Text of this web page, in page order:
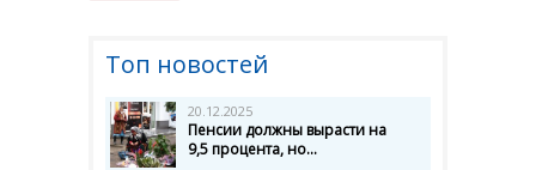
Топ новостей
20.12.2025
Пенсии должны вырасти на
9,5 процента, но...